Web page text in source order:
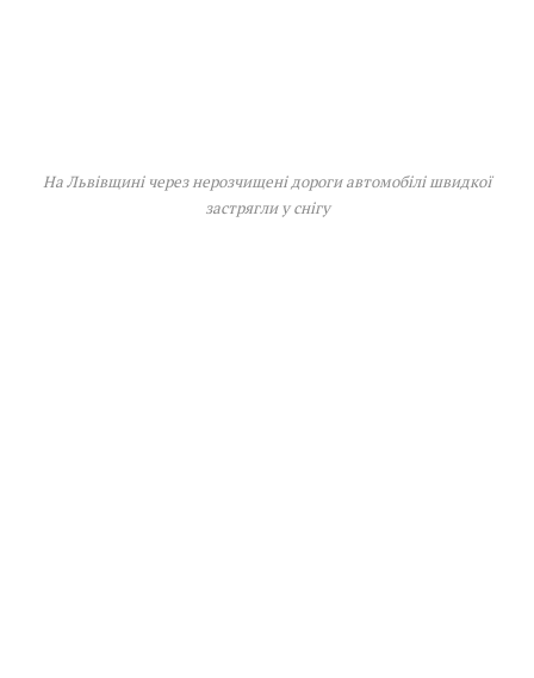
На Львівщині через нерозчищені дороги автомобілі швидкої
застрягли у снігу